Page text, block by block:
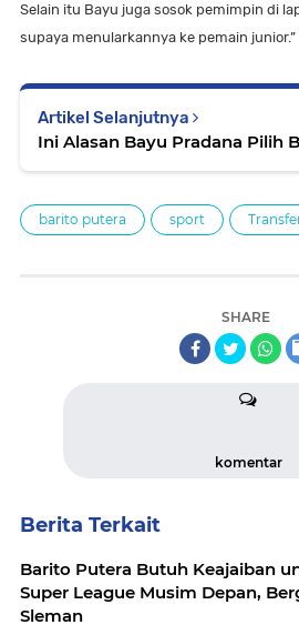
Selain itu Bayu juga sosok pemimpin di
supaya menularkannya ke pemain junior.”
Artikel Selanjutnya
Ini Alasan Bayu Pradana Pilih
barito putera sport
SHARE
komentar
Berita Terkait
Barito Putera Butuh Keajaiban untuk
Super League Musim Depan,
Sleman